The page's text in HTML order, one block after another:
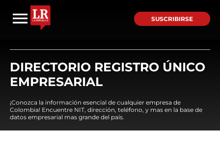
SUSCRIBIRSE
DIRECTORIO REGISTRO ÚNICO
EMPRESARIAL
¡Conozca la información esencial de cualquier empresa de
Colombia! Encuentre NIT, dirección, teléfono, y mas en la base de
datos empresarial mas grande del país.